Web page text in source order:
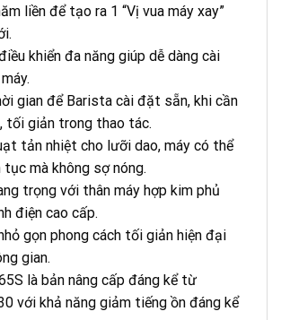
liền để tạo ra 1 “Vị vua máy xay”
khiển đa năng giúp dễ dàng cài
gian để Barista cài đặt sẵn, khi cần
tối giản trong thao tác.
tản nhiệt cho lưỡi dao, máy có thể
tục mà không sợ nóng.
trọng với thân máy hợp kim phủ
điện cao cấp.
gọn phong cách tối giản hiện đại
gian.
là bản nâng cấp đáng kể từ
với khả năng giảm tiếng ồn đáng kể